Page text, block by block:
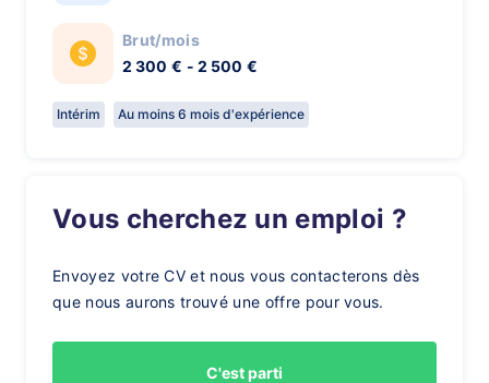
Brut/mois
2 300 € - 2 500 €
Intérim Au moins 6 mois d'expérience
Vous cherchez un emploi ?
Envoyez votre CV et nous vous contacterons dès
que nous aurons trouvé une offre pour vous.
C'est parti